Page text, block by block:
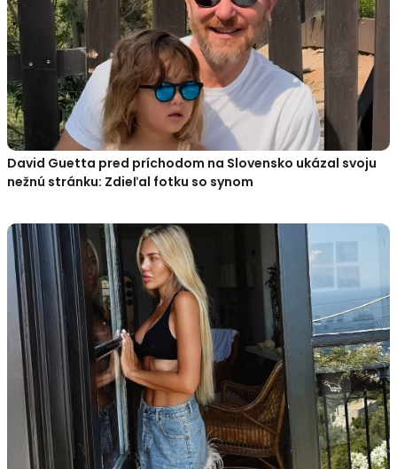
David Guetta pred príchodom na Slovensko ukázal svoju
nežnú stránku: Zdieľal fotku so synom